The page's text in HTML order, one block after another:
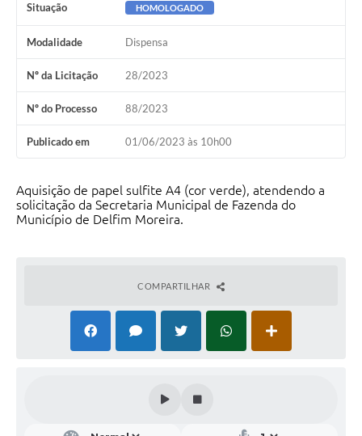
Cultura
Meio Ambiente
Conheça Delfim Moreira
JORNADA DO PATRIMÔNIO
Arquivos para Download
Links
Situação HOMOLOGADO
Modalidade Dispensa
Nº da Licitação 28/2023
Nº do Processo 88/2023
Publicado em 01/06/2023 às 10h00
Aquisição de papel sulfite A4 (cor verde), atendendo a
solicitação da Secretaria Municipal de Fazenda do
Município de Delfim Moreira.
COMPARTILHAR